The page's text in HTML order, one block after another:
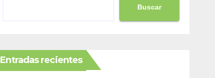
Buscar
Entradas recientes